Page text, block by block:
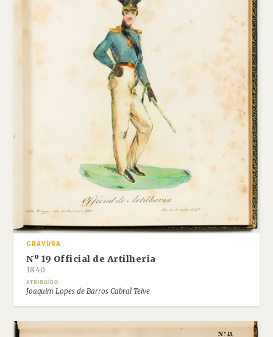
GRAVURA
Nº 19 Official de Artilheria
1840
ATRIBUÍDO
Joaquim Lopes de Barros Cabral Teive